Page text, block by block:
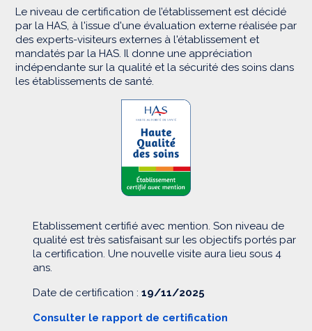
Le niveau de certification de l’établissement est décidé
par la HAS, à l'issue d'une évaluation externe réalisée par
des experts-visiteurs externes à l'établissement et
mandatés par la HAS. Il donne une appréciation
indépendante sur la qualité et la sécurité des soins dans
les établissements de santé.
Etablissement certifié avec mention. Son niveau de
qualité est très satisfaisant sur les objectifs portés par
la certification. Une nouvelle visite aura lieu sous 4
ans.
Date de certification : 19/11/2025
Consulter le rapport de certification